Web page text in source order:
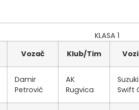
KLASA 1
Vozač Klub/Tim
Damir
Petrović
AK
Rugvica
Suzuki
Swift